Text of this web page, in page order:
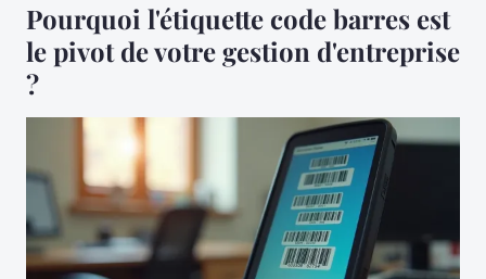
Pourquoi l'étiquette code barres est
le pivot de votre gestion d'entreprise
?